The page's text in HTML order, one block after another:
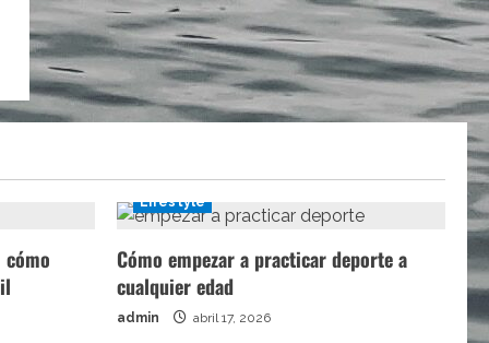
Lifestyle
Cómo empezar a practicar deporte a
cualquier edad
admin abril 17, 2026